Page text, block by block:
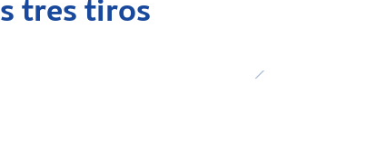
tres tiros